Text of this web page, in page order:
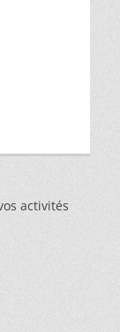
activités